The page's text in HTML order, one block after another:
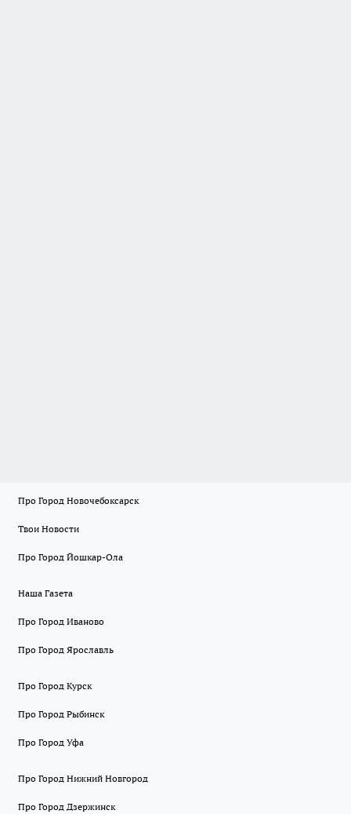
Про Город Новочебоксарск
Твои Новости
Про Город Йошкар-Ола
Наша Газета
Про Город Иваново
Про Город Ярославль
Про Город Курск
Про Город Рыбинск
Про Город Уфа
Про Город Нижний Новгород
Про Город Дзержинск